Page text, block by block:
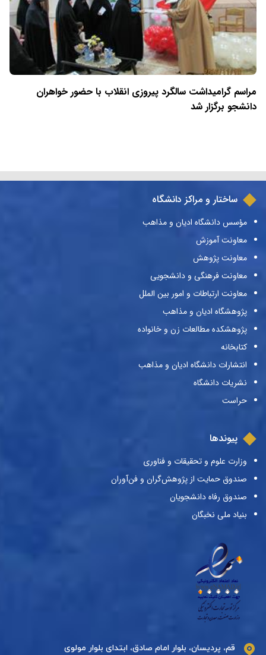
مراسم گرامیداشت سالگرد پیروزی انقلاب با حضور خواهران
دانشجو برگزار شد
ساختار و مراکز دانشگاه
مؤسس دانشگاه ادیان و مذاهب
معاونت آموزش
معاونت پژوهش
معاونت فرهنگی و دانشجویی
معاونت ارتباطات و امور بین الملل
پژوهشگاه ادیان و مذاهب
پژوهشکده مطالعات زن و خانواده
کتابخانه
انتشارات دانشگاه ادیان و مذاهب
نشریات دانشگاه
حراست
پیوندها
وزارت علوم و تحقیقات و فناوری
صندوق حمایت از پژوهش‌گران و فن‌آوران
صندوق رفاه دانشجویان
بنیاد ملی نخبگان
قم، پردیسان، بلوار امام صادق، ابتدای بلوار مولوی